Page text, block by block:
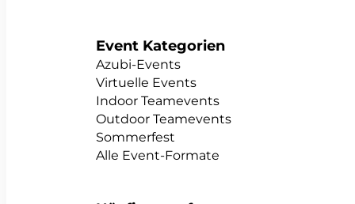
Event Kategorien
Azubi-Events
Virtuelle Events
Indoor Teamevents
Outdoor Teamevents
Sommerfest
Alle Event-Formate